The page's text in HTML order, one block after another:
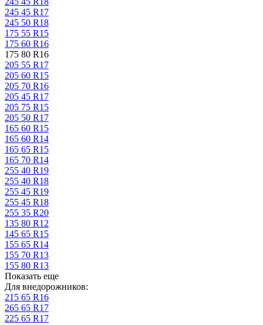
245 45 R17
245 50 R18
175 55 R15
175 60 R16
175 80 R16
205 55 R17
205 60 R15
205 70 R16
205 45 R17
205 75 R15
205 50 R17
165 60 R15
165 60 R14
165 65 R15
165 70 R14
255 40 R19
255 40 R18
255 45 R19
255 45 R18
255 35 R20
135 80 R12
145 65 R15
155 65 R14
155 70 R13
155 80 R13
Показать еще
Для внедорожников:
215 65 R16
265 65 R17
225 65 R17